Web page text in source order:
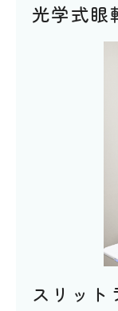
光学式眼
スリット